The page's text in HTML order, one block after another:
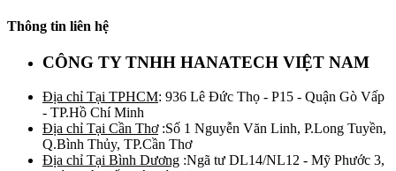
Thông tin liên hệ
CÔNG TY TNHH HANATECH VIỆT NAM
Địa chỉ Tại TPHCM: 936 Lê Đức Thọ - P15 - Quận Gò Vấp
- TP.Hồ Chí Minh
Địa chỉ Tại Cần Thơ:Số 1 Nguyễn Văn Linh, P.Long Tuyền,
Q.Bình Thủy, TP.Cần Thơ
Địa chỉ Tại Bình Dương :Ngã tư DL14/NL12 - Mỹ Phước 3,